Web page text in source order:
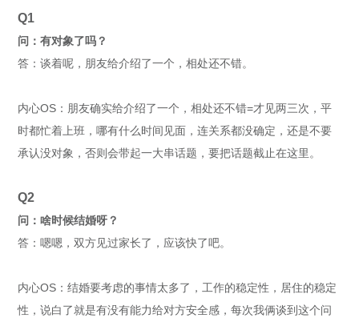
Q1
问：有对象了吗？
答：谈着呢，朋友给介绍了一个，相处还不错。
内心OS：朋友确实给介绍了一个，相处还不错=才见两三次，平
时都忙着上班，哪有什么时间见面，连关系都没确定，还是不要
承认没对象，否则会带起一大串话题，要把话题截止在这里。
Q2
问：啥时候结婚呀？
答：嗯嗯，双方见过家长了，应该快了吧。
内心OS：结婚要考虑的事情太多了，工作的稳定性，居住的稳定
性，说白了就是有没有能力给对方安全感，每次我俩谈到这个问